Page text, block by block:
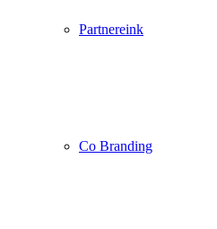
Partnereink
Co Branding